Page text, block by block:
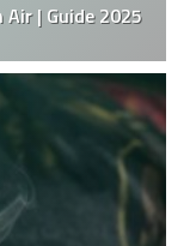
Air | Guide 2025